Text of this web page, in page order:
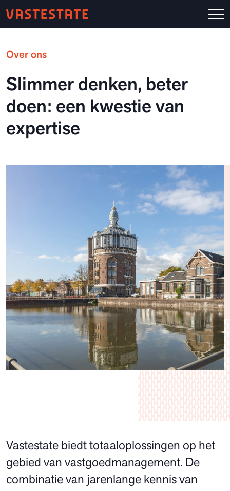
Over ons
Slimmer denken, beter
doen: een kwestie van
expertise
Vastestate biedt totaaloplossingen op het
gebied van vastgoedmanagement. De
combinatie van jarenlange kennis van